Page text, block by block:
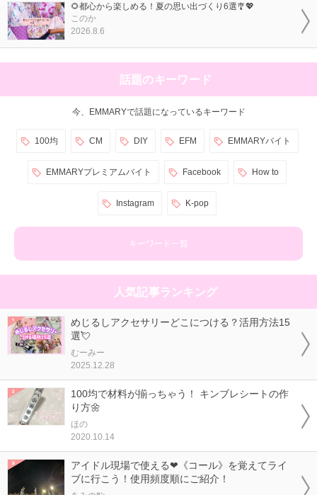
🌻都心から楽しめる！夏の思い出づくり6選🎐💖
このか
2026.8.6
話題のキーワード
今、EMMARYで話題になっているキーワード
100均 CM DIY EFM EMMARYバイト
EMMARYプレミアムバイト Facebook How to
Instagram K-pop
キーワード一覧
人気記事ランキング
めじるしアクセサリーどこにつける？活用方法15
選💘
むーみー
2025.12.28
100均で材料が揃っちゃう！ キンブレシートの作
り方🌼
ほの
2020.10.14
アイドル現場で使える❤《コール》を覚えてライ
ブに行こう！使用頻度順にご紹介！